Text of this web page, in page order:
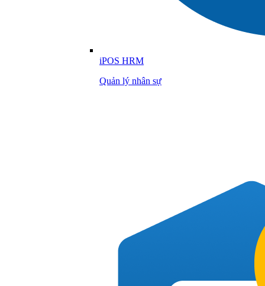
iPOS HRM
Quản lý nhân sự